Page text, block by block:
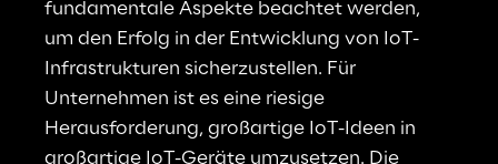
fundamentale Aspekte beachtet werden,
um den Erfolg in der Entwicklung von IoT-
Infrastrukturen sicherzustellen. Für
Unternehmen ist es eine riesige
Herausforderung, großartige IoT-Ideen in
großartige IoT-Geräte umzusetzen. Die